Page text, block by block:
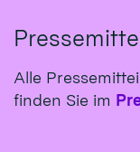
Alle
finden Sie im